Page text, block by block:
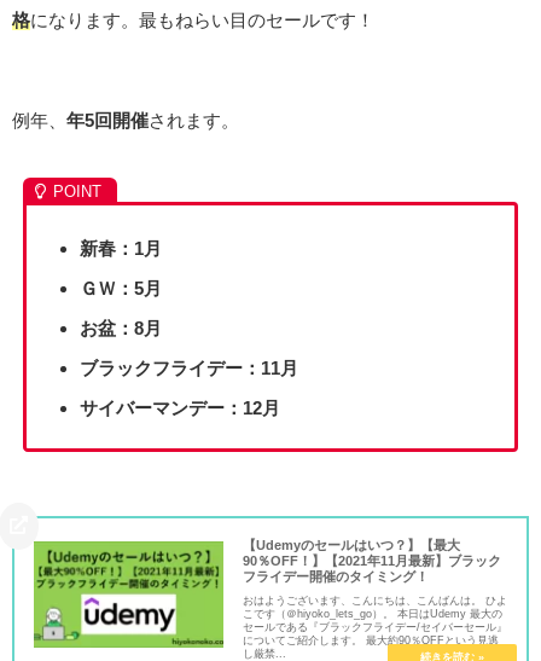
格になります。最もねらい目のセールです！
例年、 年5回開催されます。
新春：1月
ＧＷ：5月
お盆：8月
ブラックフライデー：11月
サイバーマンデー：12月
【Udemyのセールはいつ？】【最大
90％OFF！】【2021年11月最新】ブラック
フライデー開催のタイミング！
おはようございます、こんにちは、こんばんは。 ひよ
こです（＠hiyoko_lets_go）。 本日はUdemy 最大の
セールである『ブラックフライデー/セイバーセール』
についてご紹介します。 最大約90％OFFという見逃
し厳禁...